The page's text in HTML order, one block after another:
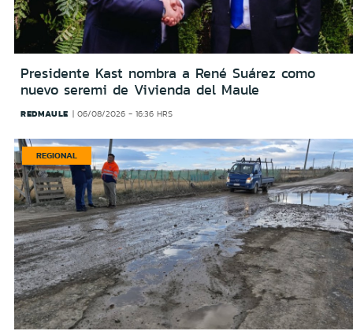
Presidente Kast nombra a René Suárez como
nuevo seremi de Vivienda del Maule
REDMAULE 06/08/2026 - 16:36 HRS
REGIONAL